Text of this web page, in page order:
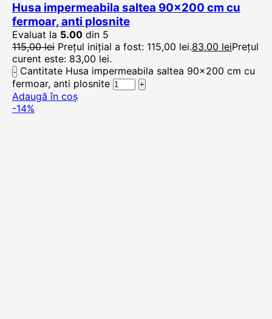
Husa impermeabila saltea 90×200 cm cu
fermoar, anti plosnite
Evaluat la 5.00 din 5
115,00lei Prețul inițial a fost: 115,00 lei.83,00 leiPrețul
curent este: 83,00 lei.
Cantitate Husa impermeabila saltea 90x200 cm cu
fermoar, anti plosnite
Adaugă în coș
-14%